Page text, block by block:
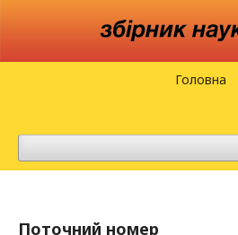
Головна
Поточний номер